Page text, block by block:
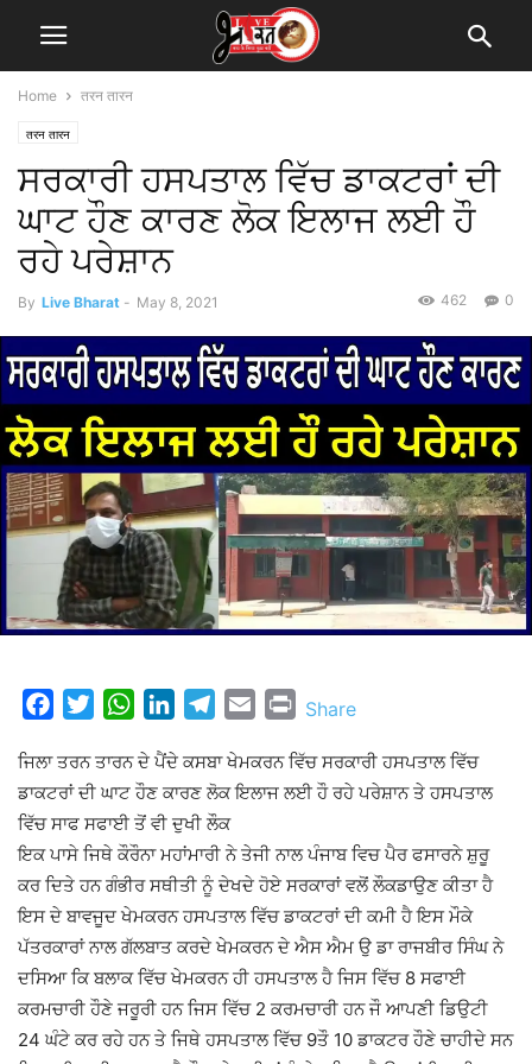
Home तरन तारन
तरन तारन
ਸਰਕਾਰੀ ਹਸਪਤਾਲ ਵਿੱਚ ਡਾਕਟਰਾਂ ਦੀ
ਘਾਟ ਹੌਣ ਕਾਰਣ ਲੋਕ ਇਲਾਜ ਲਈ ਹੌ
ਰਹੇ ਪਰੇਸ਼ਾਨ
By Live Bharat - May 8, 2021 0
462
FacebookTwitterWhatsAppLinkedInTelegram
Email Print
Share
ਜਿਲਾ ਤਰਨ ਤਾਰਨ ਦੇ ਪੈਂਦੇ ਕਸਬਾ ਖੇਮਕਰਨ ਵਿੱਚ ਸਰਕਾਰੀ ਹਸਪਤਾਲ ਵਿੱਚ
ਡਾਕਟਰਾਂ ਦੀ ਘਾਟ ਹੌਣ ਕਾਰਣ ਲੋਕ ਇਲਾਜ ਲਈ ਹੌ ਰਹੇ ਪਰੇਸ਼ਾਨ ਤੇ ਹਸਪਤਾਲ
ਵਿੱਚ ਸਾਫ ਸਫਾਈ ਤੋਂ ਵੀ ਦੁਖੀ ਲੌਕ
ਇਕ ਪਾਸੇ ਜਿਥੇ ਕੌਰੌਨਾ ਮਹਾਂਮਾਰੀ ਨੇ ਤੇਜੀ ਨਾਲ ਪੰਜਾਬ ਵਿਚ ਪੈਰ ਫਸਾਰਨੇ ਸ਼ੁਰੂ
ਕਰ ਦਿਤੇ ਹਨ ਗੰਭੀਰ ਸਥੀਤੀ ਨੂੰ ਦੇਖਦੇ ਹੋਏ ਸਰਕਾਰਾਂ ਵਲੋਂ ਲੌਕਡਾਉਣ ਕੀਤਾ ਹੈ
ਇਸ ਦੇ ਬਾਵਜੂਦ ਖੇਮਕਰਨ ਹਸਪਤਾਲ ਵਿੱਚ ਡਾਕਟਰਾਂ ਦੀ ਕਮੀ ਹੈ ਇਸ ਮੌਕੇ
ਪੱਤਰਕਾਰਾਂ ਨਾਲ ਗੱਲਬਾਤ ਕਰਦੇ ਖੇਮਕਰਨ ਦੇ ਐਸ ਐਮ ਉ ਡਾ ਰਾਜਬੀਰ ਸਿੰਘ ਨੇ
ਦਸਿਆ ਕਿ ਬਲਾਕ ਵਿੱਚ ਖੇਮਕਰਨ ਹੀ ਹਸਪਤਾਲ ਹੈ ਜਿਸ ਵਿੱਚ 8 ਸਫਾਈ
ਕਰਮਚਾਰੀ ਹੌਣੇ ਜਰੂਰੀ ਹਨ ਜਿਸ ਵਿੱਚ 2 ਕਰਮਚਾਰੀ ਹਨ ਜੌ ਆਪਣੀ ਡਿਉਟੀ
24 ਘੰਟੇ ਕਰ ਰਹੇ ਹਨ ਤੇ ਜਿਥੇ ਹਸਪਤਾਲ ਵਿੱਚ 9ਤੌ 10 ਡਾਕਟਰ ਹੌਣੇ ਚਾਹੀਦੇ ਸਨ